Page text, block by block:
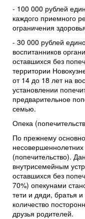
- 100 000 рублей
каждого приемного
ограничения
- 30 000 рублей
воспитанников
оставшихся без
территории
от 14 до 18 лет на
установлении
предварительное
семью.
Опека
По прежнему
(попечительство).
внутрисемейным
оставшихся без
70%) опекунами
тети и дяди, братья
количество
друзья родителей.